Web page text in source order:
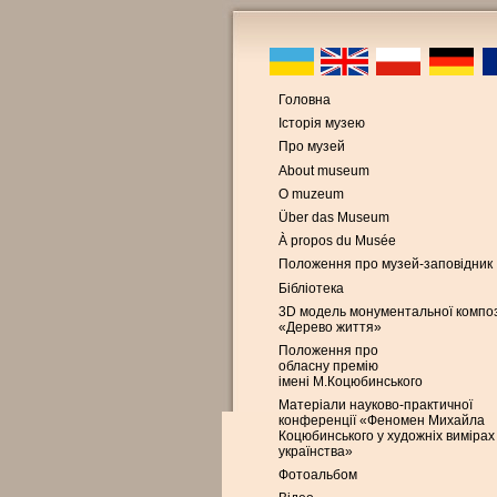
Головна
Історія музею
Про музей
About museum
O muzeum
Über das Museum
À propos du Musée
Положення про музей-заповідник
Бібліотека
3D модель монументальної
«Дерево життя»
Положення про
обласну премію
імені М.Коцюбинського
Матеріали науково-практичної
конференції «Феномен Михайла
Коцюбинського у художніх вимірах
українства»
Фотоальбом